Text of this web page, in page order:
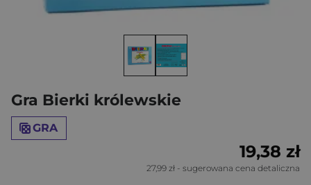
Gra Bierki królewskie
GRA
19,38 zł
27,99 zł - sugerowana cena detaliczna